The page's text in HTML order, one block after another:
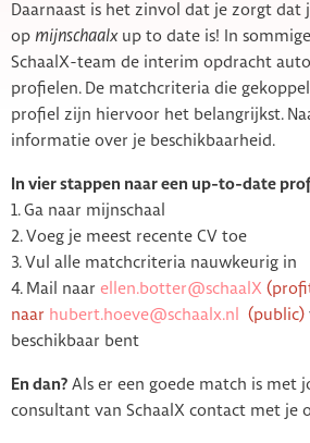
Daarnaast is het zinvol dat je zorgt dat
op mijnschaalxup to date is! In
SchaalX-team de interim opdracht
profielen. De matchcriteria die
profiel zijn hiervoor het belangrijkst.
informatie over je beschikbaarheid.
In vier stappen naar een up-to-date
1. Ga naar mijnschaal
2. Voeg je meest recente CV toe
3. Vul alle matchcriteria nauwkeurig in
4. Mail naar ellen.botter@schaalX
naar hubert.hoeve@schaalx.nl (public)
beschikbaar bent
En dan? Als er een goede match is met
consultant van SchaalX contact met je